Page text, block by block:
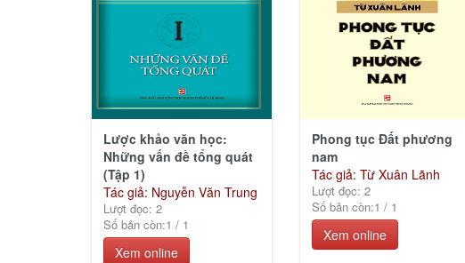
Lược khảo văn học:
Những vấn đề tổng quát
(Tập 1)
Tác giả: Nguyễn Văn Trung
Lượt đọc: 2
Số bản còn:1 /1
Xem online
Phong tục Đất phương
nam
Tác giả: Từ Xuân Lãnh
Lượt đọc: 2
Số bản còn:1 /1
Xem online